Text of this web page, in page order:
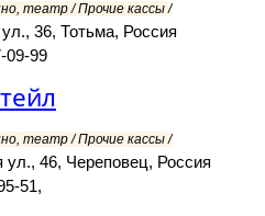
театр / Прочие кассы /
36, Тотьма, Россия
09-99
театр / Прочие кассы /
ул., 46, Череповец, Россия
51,